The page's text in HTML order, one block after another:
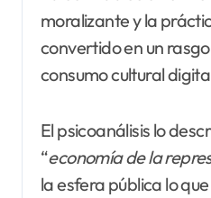
moralizante y la
convertido en un
consumo cultural
El psicoanálisis lo
“economía de la
la esfera pública lo